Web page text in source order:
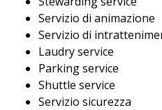
Servizio di animazione
Servizio di
Laudry service
Parking service
Shuttle service
Servizio sicurezza